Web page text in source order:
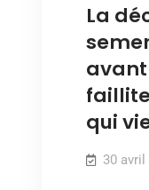
La
qui
30 avril